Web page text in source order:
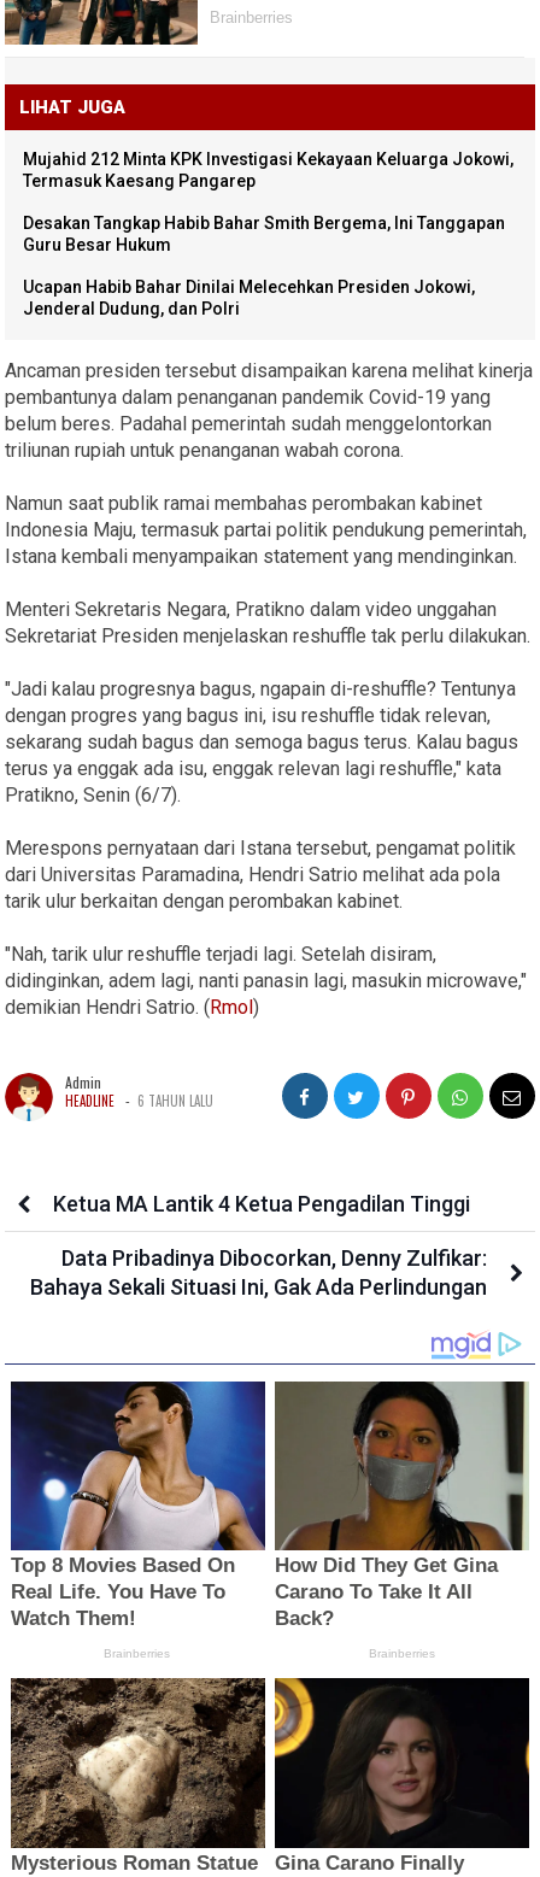
LIHAT JUGA
Mujahid 212 Minta KPK Investigasi Kekayaan Keluarga Jokowi,
Termasuk Kaesang Pangarep
Desakan Tangkap Habib Bahar Smith Bergema, Ini Tanggapan
Guru Besar Hukum
Ucapan Habib Bahar Dinilai Melecehkan Presiden Jokowi,
Jenderal Dudung, dan Polri
Ancaman presiden tersebut disampaikan karena melihat kinerja
pembantunya dalam penanganan pandemik Covid-19 yang
belum beres. Padahal pemerintah sudah menggelontorkan
triliunan rupiah untuk penanganan wabah corona.
Namun saat publik ramai membahas perombakan kabinet
Indonesia Maju, termasuk partai politik pendukung pemerintah,
Istana kembali menyampaikan statement yang mendinginkan.
Menteri Sekretaris Negara, Pratikno dalam video unggahan
Sekretariat Presiden menjelaskan reshuffle tak perlu dilakukan.
"Jadi kalau progresnya bagus, ngapain di-reshuffle? Tentunya
dengan progres yang bagus ini, isu reshuffle tidak relevan,
sekarang sudah bagus dan semoga bagus terus. Kalau bagus
terus ya enggak ada isu, enggak relevan lagi reshuffle," kata
Pratikno, Senin (6/7).
Merespons pernyataan dari Istana tersebut, pengamat politik
dari Universitas Paramadina, Hendri Satrio melihat ada pola
tarik ulur berkaitan dengan perombakan kabinet.
"Nah, tarik ulur reshuffle terjadi lagi. Setelah disiram,
didinginkan, adem lagi, nanti panasin lagi, masukin microwave,"
demikian Hendri Satrio. (Rmol)
Admin
HEADLINE - 6 TAHUN LALU
Ketua MA Lantik 4 Ketua Pengadilan Tinggi
Data Pribadinya Dibocorkan, Denny Zulfikar:
Bahaya Sekali Situasi Ini, Gak Ada Perlindungan